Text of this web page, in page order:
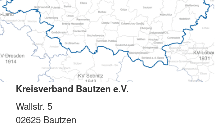
Kreisverband Bautzen e.V.
Wallstr. 5
02625 Bautzen